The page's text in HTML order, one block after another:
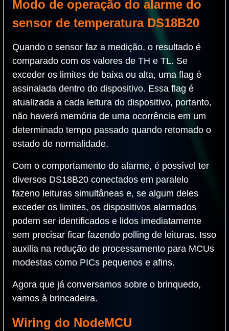
Modo de operação do alarme do
sensor de temperatura DS18B20
Quando o sensor faz a medição, o resultado é
comparado com os valores de TH e TL. Se
exceder os limites de baixa ou alta, uma flag é
assinalada dentro do dispositivo. Essa flag é
atualizada a cada leitura do dispositivo, portanto,
não haverá memória de uma ocorrência em um
determinado tempo passado quando retomado o
estado de normalidade.
Com o comportamento do alarme, é possível ter
diversos DS18B20 conectados em paralelo
fazeno leituras simultâneas e, se algum deles
exceder os limites, os dispositivos alarmados
podem ser identificados e lidos imediatamente
sem precisar ficar fazendo polling de leituras. Isso
auxilia na redução de processamento para MCUs
modestas como PICs pequenos e afins.
Agora que já conversamos sobre o brinquedo,
vamos à brincadeira.
Wiring do NodeMCU